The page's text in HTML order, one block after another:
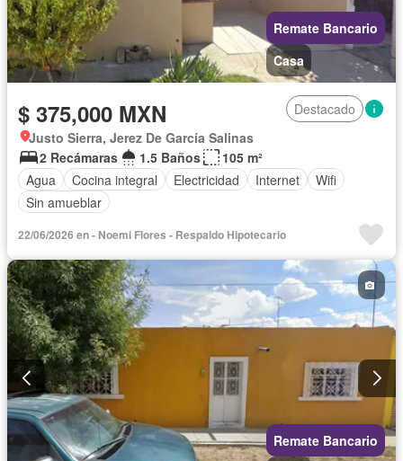
Remate Bancario
Casa
$ 375,000 MXN
Destacado
Justo Sierra, Jerez De García Salinas
2 Recámaras
1.5 Baños
105 m²
Agua
Cocina integral Electricidad Internet
Wifi
Sin amueblar
22/06/2026 en - Noemi Flores - Respaldo Hipotecario
Remate Bancario